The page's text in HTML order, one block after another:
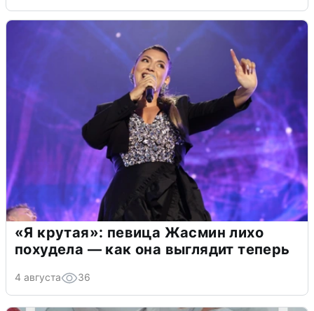
«Я крутая»: певица Жасмин лихо
похудела — как она выглядит теперь
4 августа 36